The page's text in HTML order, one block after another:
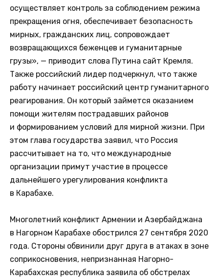
осуществляет контроль за соблюдением режима
прекращения огня, обеспечивает безопасность
мирных, гражданских лиц, сопровождает
возвращающихся беженцев и гуманитарные
грузы», — приводит слова Путина сайт Кремля.
Также российский лидер подчеркнул, что также
работу начинает российский центр гуманитарного
реагирования. Он который займется оказанием
помощи жителям пострадавших районов
и формированием условий для мирной жизни. При
этом глава государства заявил, что Россия
рассчитывает на то, что международные
организации примут участие в процессе
дальнейшего урегулирования конфликта
в Карабахе.
Многолетний конфликт Армении и Азербайджана
в Нагорном Карабахе обострился 27 сентября 2020
года. Стороны обвинили друг друга в атаках в зоне
соприкосновения, непризнанная Нагорно-
Карабахская республика заявила об обстрелах